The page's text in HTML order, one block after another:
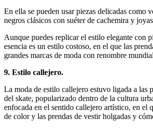
En ella se pueden usar piezas delicadas como
negros clásicos con suéter de cachemira y
Aunque puedes replicar el estilo elegante con
esencia es un estilo costoso, en el que las
grandes marcas de moda con renombre
9. Estilo callejero.
La moda de estilo callejero estuvo ligada a las
del skate, popularizado dentro de la cultura
enfocada en el sentido callejero artístico, en el
de color y las prendas de vestir holgadas y